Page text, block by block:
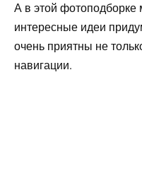
А в этой
интересные идеи
очень приятны не
навигации.